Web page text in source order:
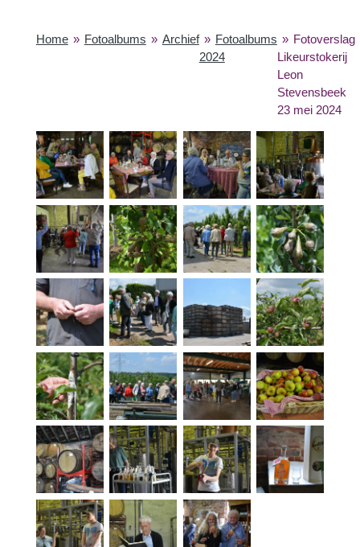
Home » Fotoalbums » Archief » Fotoalbums
2024
» Fotoverslag
Likeurstokerij
Leon
Stevensbeek
23 mei 2024